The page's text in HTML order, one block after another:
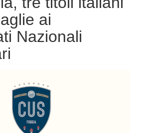
t
e
t
o
p
r
ai
Nazionali